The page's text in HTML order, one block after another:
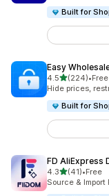
Built for
Easy
4.5별 5개 중
(224)
총 리뷰 224개
•
Hide prices,
Built for
FD AliExpress
4.3별 5개 중
(41)
총 리뷰 41개
•Free
Source & Import